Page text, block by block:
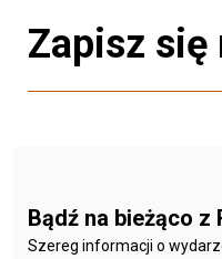
Zapisz się
Bądź na bieżąco z
Szereg informacji o